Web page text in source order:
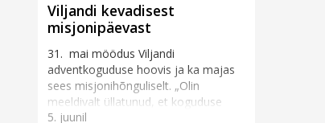
Viljandi kevadisest
misjonipäevast
31. mai möödus Viljandi
adventkoguduse hoovis ja ka majas
sees misjonihõnguliselt. „Olin
meeldivalt üllatunud, et koguduse
rahvas ja ka inimesed tänavalt tõid
5. juunil